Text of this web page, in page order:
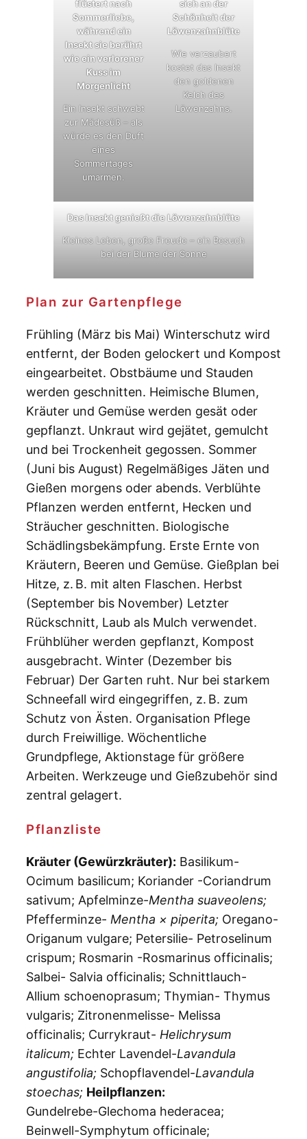
flüstert nach
Sommerliebe,
während ein
Insekt sie berührt
wie ein verlorener
Kuss im
Morgenlicht
Ein Insekt schwebt
zur Mädesüß – als
würde es den Duft
eines
Sommertages
umarmen.
sich an der
Schönheit der
Löwenzahnblüte
Wie verzaubert
kostet das Insekt
den goldenen
Kelch des
Löwenzahns.
Das Insekt genießt die Löwenzahnblüte
Kleines Leben, große Freude – ein Besuch
bei der Blume der Sonne
Plan zur Gartenpflege
Frühling (März bis Mai) Winterschutz wird
entfernt, der Boden gelockert und Kompost
eingearbeitet. Obstbäume und Stauden
werden geschnitten. Heimische Blumen,
Kräuter und Gemüse werden gesät oder
gepflanzt. Unkraut wird gejätet, gemulcht
und bei Trockenheit gegossen. Sommer
(Juni bis August) Regelmäßiges Jäten und
Gießen morgens oder abends. Verblühte
Pflanzen werden entfernt, Hecken und
Sträucher geschnitten. Biologische
Schädlingsbekämpfung. Erste Ernte von
Kräutern, Beeren und Gemüse. Gießplan bei
Hitze, z. B. mit alten Flaschen. Herbst
(September bis November) Letzter
Rückschnitt, Laub als Mulch verwendet.
Frühblüher werden gepflanzt, Kompost
ausgebracht. Winter (Dezember bis
Februar) Der Garten ruht. Nur bei starkem
Schneefall wird eingegriffen, z. B. zum
Schutz von Ästen. Organisation Pflege
durch Freiwillige. Wöchentliche
Grundpflege, Aktionstage für größere
Arbeiten. Werkzeuge und Gießzubehör sind
zentral gelagert.
Pflanzliste
Kräuter (Gewürzkräuter): Basilikum-
Ocimum basilicum; Koriander -Coriandrum
sativum; Apfelminze-Mentha suaveolens;
Pfefferminze- Mentha × piperita; Oregano-
Origanum vulgare; Petersilie- Petroselinum
crispum; Rosmarin -Rosmarinus officinalis;
Salbei- Salvia officinalis; Schnittlauch-
Allium schoenoprasum; Thymian- Thymus
vulgaris; Zitronenmelisse- Melissa
officinalis; Currykraut- Helichrysum
italicum; Echter Lavendel-Lavandula
angustifolia; Schopflavendel-Lavandula
stoechas; Heilpflanzen:
Gundelrebe-Glechoma hederacea;
Beinwell-Symphytum officinale;